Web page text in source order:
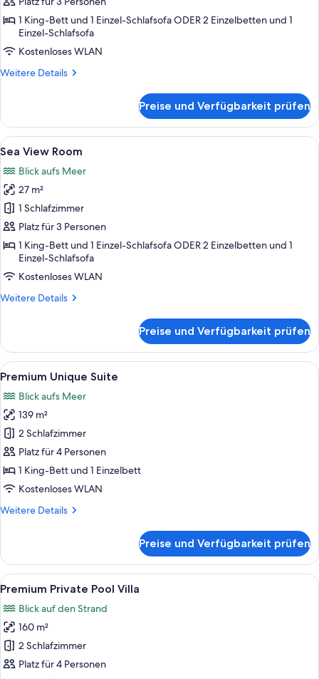
anzeigen
1 King-Bett und 1 Einzel-Schlafsofa ODER 2 Einzelbetten und 1
Einzel-Schlafsofa
Kostenloses WLAN
Weitere Details
Weitere
View
Room
Preise und Verfügbarkeit prüfen
Alle
Fotos
für
Sea
View
Room
anzeigen
Ein Hotelzimmer mit einem Bett,
7
Sea View Room
Blick aufs Meer
27 m²
1 Schlafzimmer
Platz für 3 Personen
1 King-Bett und 1 Einzel-Schlafsofa ODER 2 Einzelbetten und 1
Einzel-Schlafsofa
Kostenloses WLAN
Weitere Details
Weitere
View
Room
Preise und Verfügbarkeit prüfen
Alle
Fotos
für
Premium
Unique
Suite
anzeigen
Premium Unique Suite | Minibar,
10
Premium Unique Suite
Blick aufs Meer
139 m²
2 Schlafzimmer
Platz für 4 Personen
1 King-Bett und 1 Einzelbett
Kostenloses WLAN
Weitere Details
Weitere
Unique
Suite
Preise und Verfügbarkeit prüfen
Alle
Fotos
für
Premium
Private
Pool
Premium Private Pool Villa |
13
Premium Private Pool Villa
Blick auf den Strand
160 m²
2 Schlafzimmer
Platz für 4 Personen